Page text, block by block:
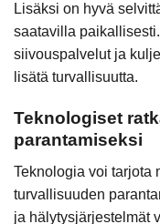
Lisäksi on hyvä
saatavilla
siivouspalvelut ja
lisätä turvallisuutta.
Teknologiset
parantamiseksi
Teknologia voi tarjota
turvallisuuden
ja hälytysjärjestelmät